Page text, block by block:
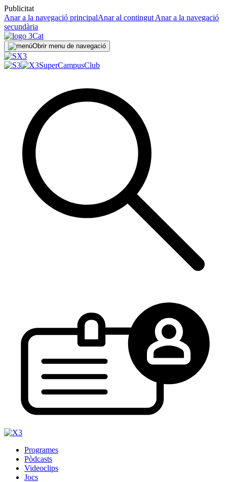
Publicitat
Anar a la navegació principalAnar al contingut Anar a la navegació
secundària
Obrir menu de navegació
SuperCampusClub
Programes
Pòdcasts
Videoclips
Jocs